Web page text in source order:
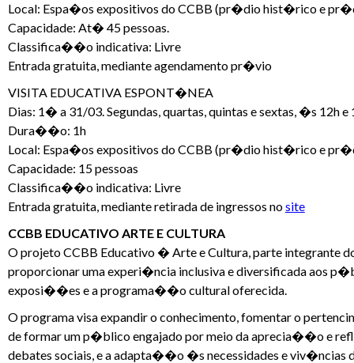
Local: Espa�os expositivos do CCBB (pr�dio hist�rico e
Capacidade: At� 45 pessoas.
Classifica��o indicativa: Livre
Entrada gratuita, mediante agendamento pr�vio
VISITA EDUCATIVA ESPONT�NEA
Dias: 1� a 31/03. Segundas, quartas, quintas e sextas, �s 12h
Dura��o: 1h
Local: Espa�os expositivos do CCBB (pr�dio hist�rico e
Capacidade: 15 pessoas
Classifica��o indicativa: Livre
Entrada gratuita, mediante retirada de ingressos nosite
CCBB EDUCATIVO ARTE E CULTURA
O projeto CCBB Educativo � Arte e Cultura, parte integrante
proporcionar uma experi�ncia inclusiva e diversificada aos
exposi��es e a programa��o cultural oferecida.
O programa visa expandir o conhecimento, fomentar o
de formar um p�blico engajado por meio da aprecia��o e
debates sociais, e a adapta��o �s necessidades e viv�ncias